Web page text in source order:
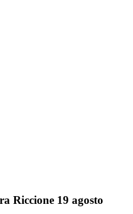
Riccione 19 agosto